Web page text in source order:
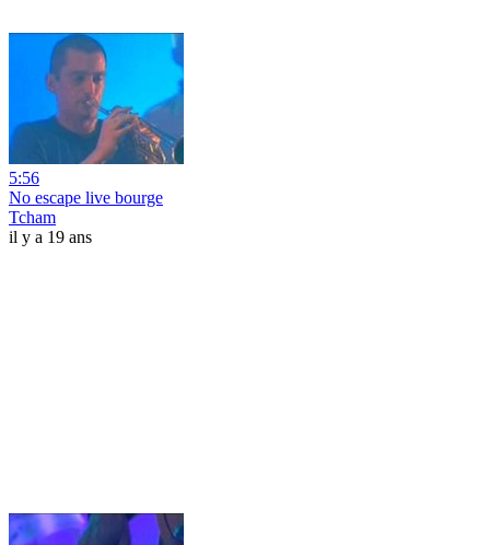
5:56
No escape live bourge
Tcham
il y a 19 ans